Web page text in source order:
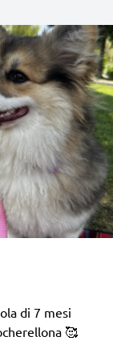
di 7 mesi
🥰